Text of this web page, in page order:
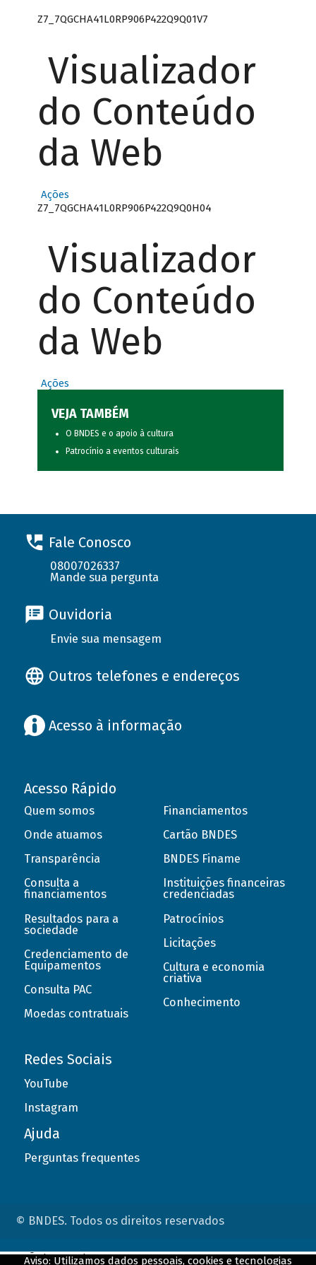
Z7_7QGCHA41L0RP906P422Q9Q01V7
Visualizador
do Conteúdo
da Web
Ações
Z7_7QGCHA41L0RP906P422Q9Q0H04
Visualizador
do Conteúdo
da Web
Ações
VEJA TAMBÉM
O BNDES e o apoio à cultura
Patrocínio a eventos culturais
Fale Conosco
08007026337
Mande sua pergunta
Ouvidoria
Envie sua mensagem
Outros telefones e endereços
Acesso à informação
Acesso Rápido
Quem somos
Onde atuamos
Transparência
Consulta a
financiamentos
Resultados para a
sociedade
Credenciamento de
Equipamentos
Consulta PAC
Moedas contratuais
Financiamentos
Cartão BNDES
BNDES Finame
Instituições financeiras
credenciadas
Patrocínios
Licitações
Cultura e economia
criativa
Conhecimento
Redes Sociais
YouTube
Instagram
Ajuda
Perguntas frequentes
© BNDES. Todos os direitos reservados
Aviso: Utilizamos dados pessoais, cookies e tecnologias
ConteÃºdo complementar